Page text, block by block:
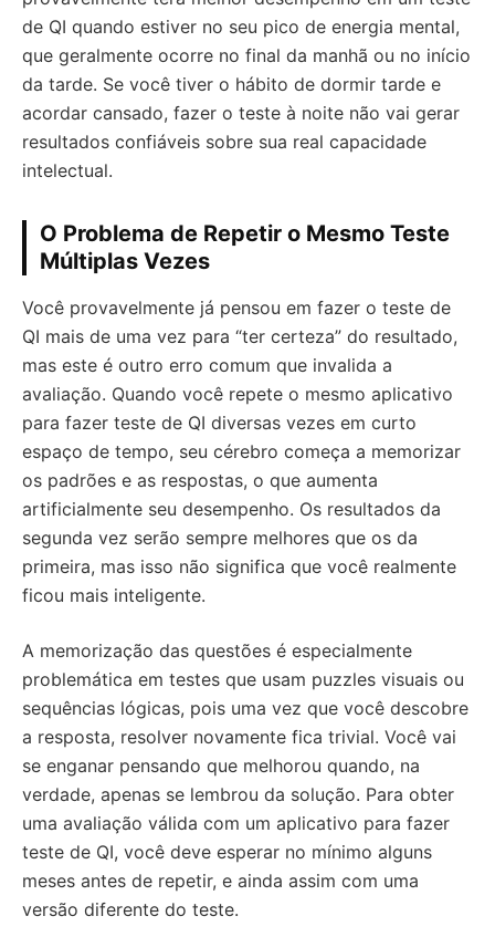
de QI quando estiver no seu pico de energia mental,
que geralmente ocorre no final da manhã ou no início
da tarde. Se você tiver o hábito de dormir tarde e
acordar cansado, fazer o teste à noite não vai gerar
resultados confiáveis sobre sua real capacidade
intelectual.
O Problema de Repetir o Mesmo Teste
Múltiplas Vezes
Você provavelmente já pensou em fazer o teste de
QI mais de uma vez para “ter certeza” do resultado,
mas este é outro erro comum que invalida a
avaliação. Quando você repete o mesmo aplicativo
para fazer teste de QI diversas vezes em curto
espaço de tempo, seu cérebro começa a memorizar
os padrões e as respostas, o que aumenta
artificialmente seu desempenho. Os resultados da
segunda vez serão sempre melhores que os da
primeira, mas isso não significa que você realmente
ficou mais inteligente.
A memorização das questões é especialmente
problemática em testes que usam puzzles visuais ou
sequências lógicas, pois uma vez que você descobre
a resposta, resolver novamente fica trivial. Você vai
se enganar pensando que melhorou quando, na
verdade, apenas se lembrou da solução. Para obter
uma avaliação válida com um aplicativo para fazer
teste de QI, você deve esperar no mínimo alguns
meses antes de repetir, e ainda assim com uma
versão diferente do teste.